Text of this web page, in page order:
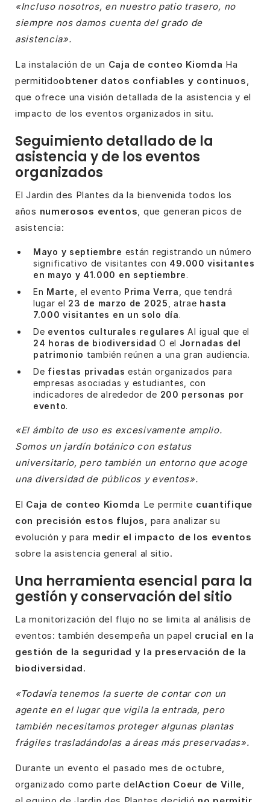
«Incluso nosotros, en nuestro patio trasero, no
siempre nos damos cuenta del grado de
asistencia».
La instalación de un Caja de conteo Kiomda Ha
permitidoobtener datos confiables y continuos,
que ofrece una visión detallada de la asistencia y el
impacto de los eventos organizados in situ.
Seguimiento detallado de la
asistencia y de los eventos
organizados
El Jardin des Plantes da la bienvenida todos los
años numerosos eventos, que generan picos de
asistencia:
Mayo y septiembre están registrando un número
significativo de visitantes con 49.000 visitantes
en mayo y 41.000 en septiembre.
En Marte , el evento Prima Verra
, que tendrá
lugar el 23 de marzo de 2025 , atrae hasta
7.000 visitantes en un solo día.
De eventos culturales regulares Al igual que el
24 horas de biodiversidad O el Jornadas del
patrimonio también reúnen a una gran audiencia.
De fiestas privadas están organizados para
empresas asociadas y estudiantes, con
indicadores de alrededor de 200 personas por
evento.
«El ámbito de uso es excesivamente amplio.
Somos un jardín botánico con estatus
universitario, pero también un entorno que acoge
una diversidad de públicos y eventos».
El Caja de conteo Kiomda Le permite cuantifique
con precisión estos flujos, para analizar su
evolución y para medir el impacto de los eventos
sobre la asistencia general al sitio.
Una herramienta esencial para la
gestión y conservación del sitio
La monitorización del flujo no se limita al análisis de
eventos: también desempeña un papel crucial en la
gestión de la seguridad y la preservación de la
biodiversidad.
«Todavía tenemos la suerte de contar con un
agente en el lugar que vigila la entrada, pero
también necesitamos proteger algunas plantas
frágiles trasladándolas a áreas más preservadas».
Durante un evento el pasado mes de octubre,
organizado como parte delAction Coeur de Ville,